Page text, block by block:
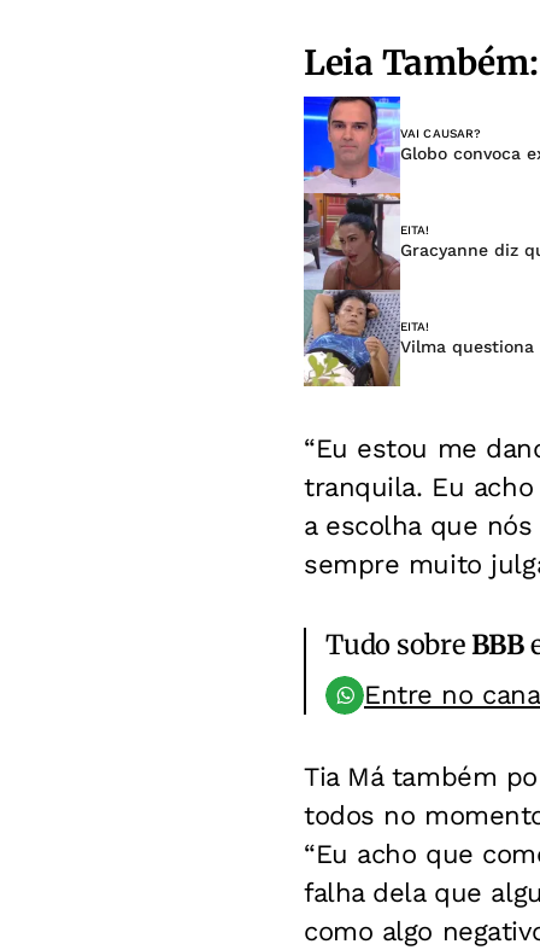
Leia Também:
VAI CAUSAR?
Globo convoca
EITA!
Gracyanne diz
EITA!
Vilma questiona
“Eu estou me
tranquila. Eu
a escolha que
sempre muito
Tudo sobreBBB
Entre no
Tia Má também
todos no
“Eu acho que
falha dela que
como algo